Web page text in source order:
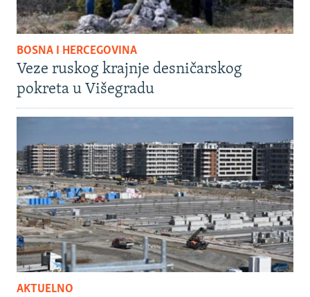
BOSNA I HERCEGOVINA
Veze ruskog krajnje desničarskog
pokreta u Višegradu
AKTUELNO